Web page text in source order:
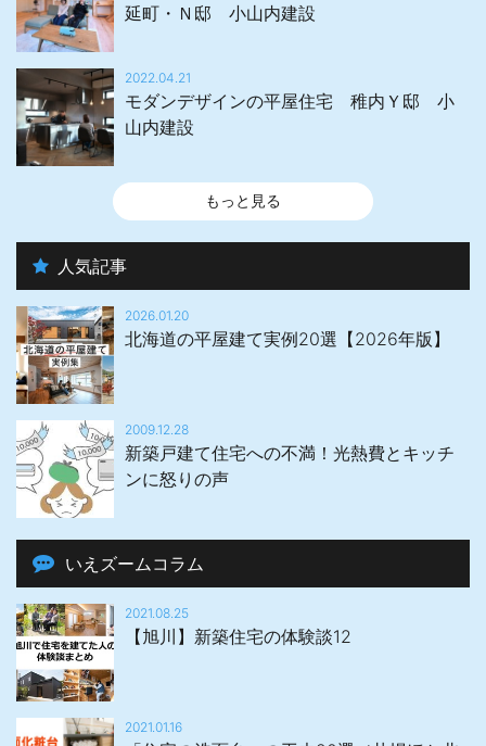
延町・Ｎ邸 小山内建設
2022.04.21
モダンデザインの平屋住宅 稚内Ｙ邸 小
山内建設
もっと見る
人気記事
2026.01.20
北海道の平屋建て実例20選【2026年版】
2009.12.28
新築戸建て住宅への不満！光熱費とキッチ
ンに怒りの声
いえズームコラム
2021.08.25
【旭川】新築住宅の体験談12
2021.01.16